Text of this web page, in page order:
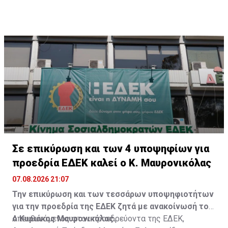
Σε επικύρωση και των 4 υποψηφίων για
προεδρία ΕΔΕΚ καλεί ο Κ. Μαυρονικόλας
07.08.2026 21:07
Την επικύρωση και των τεσσάρων υποψηφιοτήτων
για την προεδρία της ΕΔΕΚ ζητά με ανακοίνωσή του
ο Κυριάκος Μαυρονικόλας.
Απευθυνόμενος στον προεδρεύοντα της ΕΔΕΚ,